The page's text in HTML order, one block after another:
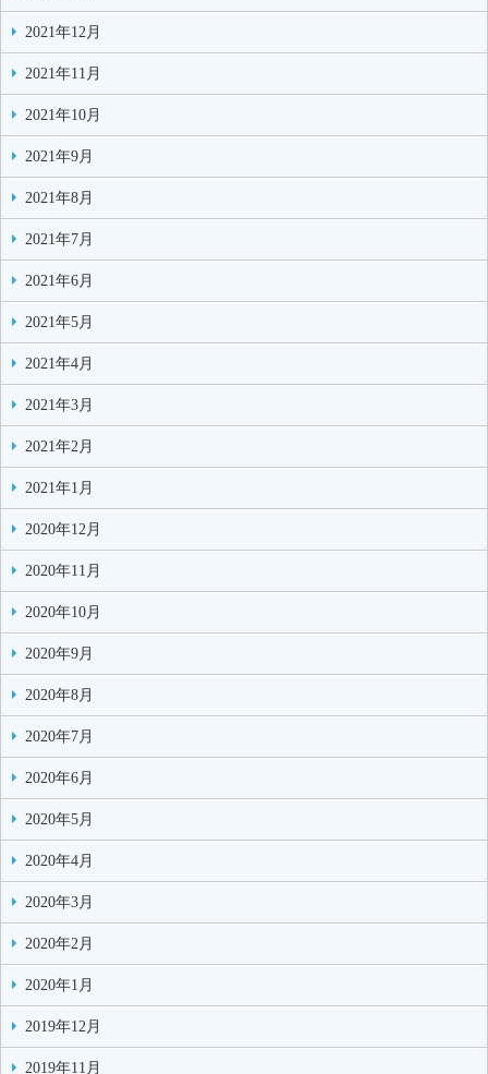
2021年12月
2021年11月
2021年10月
2021年9月
2021年8月
2021年7月
2021年6月
2021年5月
2021年4月
2021年3月
2021年2月
2021年1月
2020年12月
2020年11月
2020年10月
2020年9月
2020年8月
2020年7月
2020年6月
2020年5月
2020年4月
2020年3月
2020年2月
2020年1月
2019年12月
2019年11月